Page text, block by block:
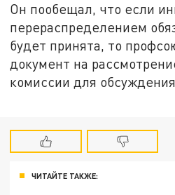
Он пообещал, что если
перераспределением
будет принята, то
документ на
комиссии для
ЧИТАЙТЕ ТАКЖЕ: